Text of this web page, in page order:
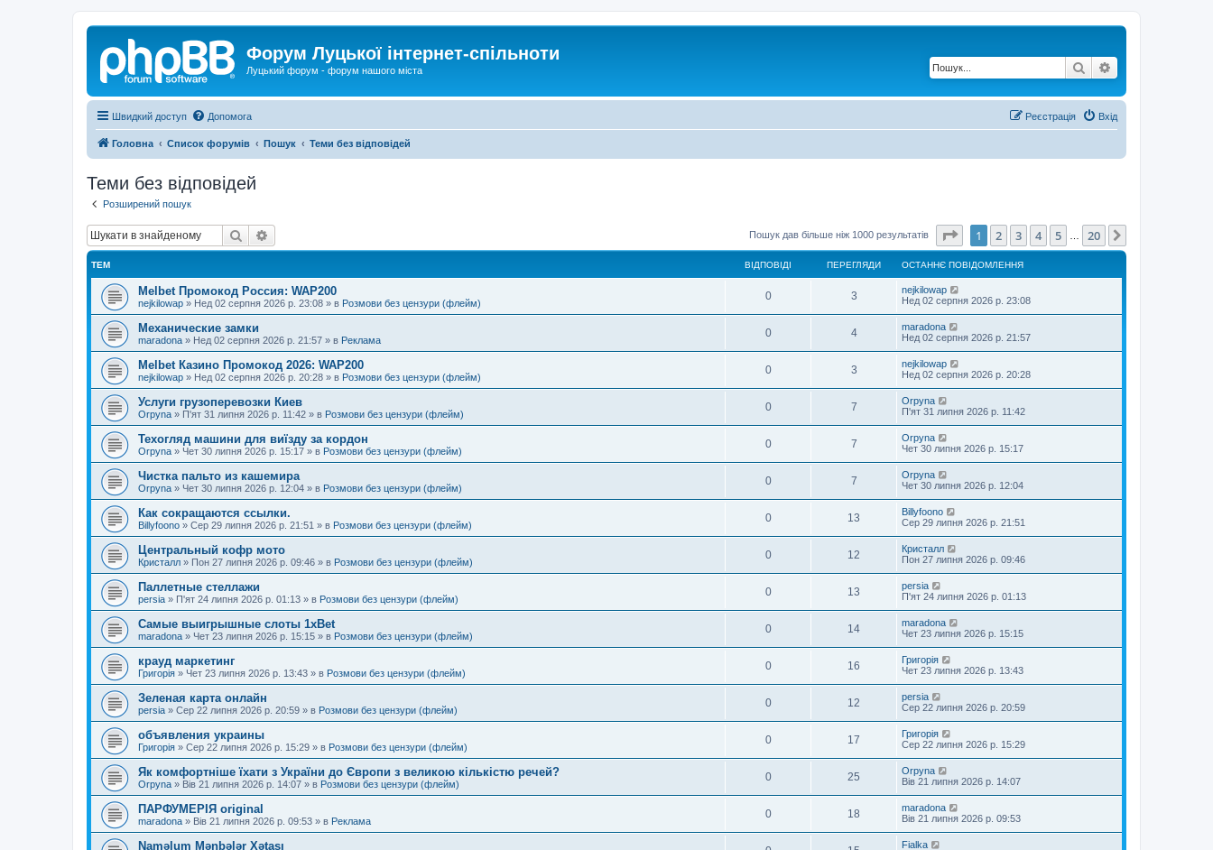
Форум Луцької інтернет-спільноти
Луцький форум - форум нашого міста Пошук
Швидкий доступ Допомога Вхід
Реєстрація
Головна Список форумів Пошук Теми без відповідей
Теми без відповідей
Розширений пошук
Пошук Пошук дав більше ніж 1000 результатів Сторінка 1з 20
1 2 3 4 5 20
ТЕМ ВІДПОВІДІ ПЕРЕГЛЯДИ ОСТАННЄ ПОВІДОМЛЕННЯ
Melbet Промокод Россия: WAP200
nejkilowap » Нед 02 серпня 2026 р. 23:08 » в Розмови без цензури (флейм)
0 3
nejkilowap
Нед 02 серпня 2026 р. 23:08
Механические замки
maradona » Нед 02 серпня 2026 р. 21:57 » в Реклама
0 4
maradona
Нед 02 серпня 2026 р. 21:57
Melbet Казино Промокод 2026: WAP200
nejkilowap » Нед 02 серпня 2026 р. 20:28 » в Розмови без цензури (флейм)
0 3
nejkilowap
Нед 02 серпня 2026 р. 20:28
Услуги грузоперевозки Киев
Orpyna » П'ят 31 липня 2026 р. 11:42 » в Розмови без цензури (флейм)
0 7
Orpyna
П'ят 31 липня 2026 р. 11:42
Техогляд машини для виїзду за кордон
Orpyna » Чет 30 липня 2026 р. 15:17 » в Розмови без цензури (флейм)
0 7
Orpyna
Чет 30 липня 2026 р. 15:17
Чистка пальто из кашемира
Orpyna » Чет 30 липня 2026 р. 12:04 » в Розмови без цензури (флейм)
0 7
Orpyna
Чет 30 липня 2026 р. 12:04
Как сокращаются ссылки.
Billyfoono » Сер 29 липня 2026 р. 21:51 » в Розмови без цензури (флейм)
0 13
Billyfoono
Сер 29 липня 2026 р. 21:51
Центральный кофр мото
Кристалл » Пон 27 липня 2026 р. 09:46 » в Розмови без цензури (флейм)
0 12
Кристалл
Пон 27 липня 2026 р. 09:46
Паллетные стеллажи
persia » П'ят 24 липня 2026 р. 01:13 » в Розмови без цензури (флейм)
0 13
persia
П'ят 24 липня 2026 р. 01:13
Самые выигрышные слоты 1xBet
maradona » Чет 23 липня 2026 р. 15:15 » в Розмови без цензури (флейм)
0 14
maradona
Чет 23 липня 2026 р. 15:15
крауд маркетинг
Григорія » Чет 23 липня 2026 р. 13:43 » в Розмови без цензури (флейм)
0 16
Григорія
Чет 23 липня 2026 р. 13:43
Зеленая карта онлайн
persia » Сер 22 липня 2026 р. 20:59 » в Розмови без цензури (флейм)
0 12
persia
Сер 22 липня 2026 р. 20:59
объявления украины
Григорія » Сер 22 липня 2026 р. 15:29 » в Розмови без цензури (флейм)
0 17
Григорія
Сер 22 липня 2026 р. 15:29
Як комфортніше їхати з України до Європи з великою кількістю речей?
Orpyna » Вів 21 липня 2026 р. 14:07 » в Розмови без цензури (флейм)
0 25
Orpyna
Вів 21 липня 2026 р. 14:07
ПАРФУМЕРІЯ original
maradona » Вів 21 липня 2026 р. 09:53 » в Реклама
0 18
maradona
Вів 21 липня 2026 р. 09:53
Naməlum Mənbələr Xətası
Fialka